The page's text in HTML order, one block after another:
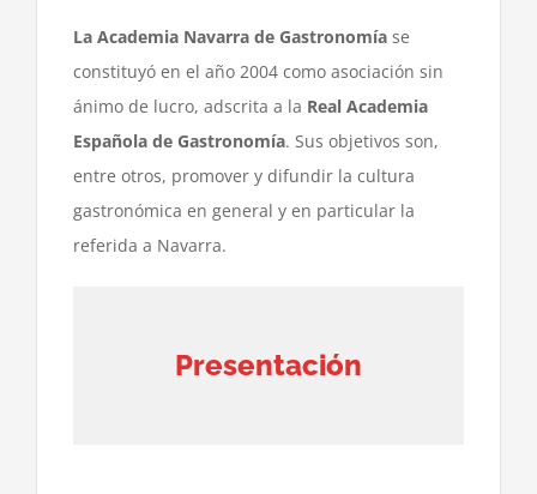
La Academia Navarra de Gastronomía se
constituyó en el año 2004 como asociación sin
ánimo de lucro, adscrita a la Real Academia
Española de Gastronomía. Sus objetivos son,
entre otros, promover y difundir la cultura
gastronómica en general y en particular la
referida a Navarra.
Presentación